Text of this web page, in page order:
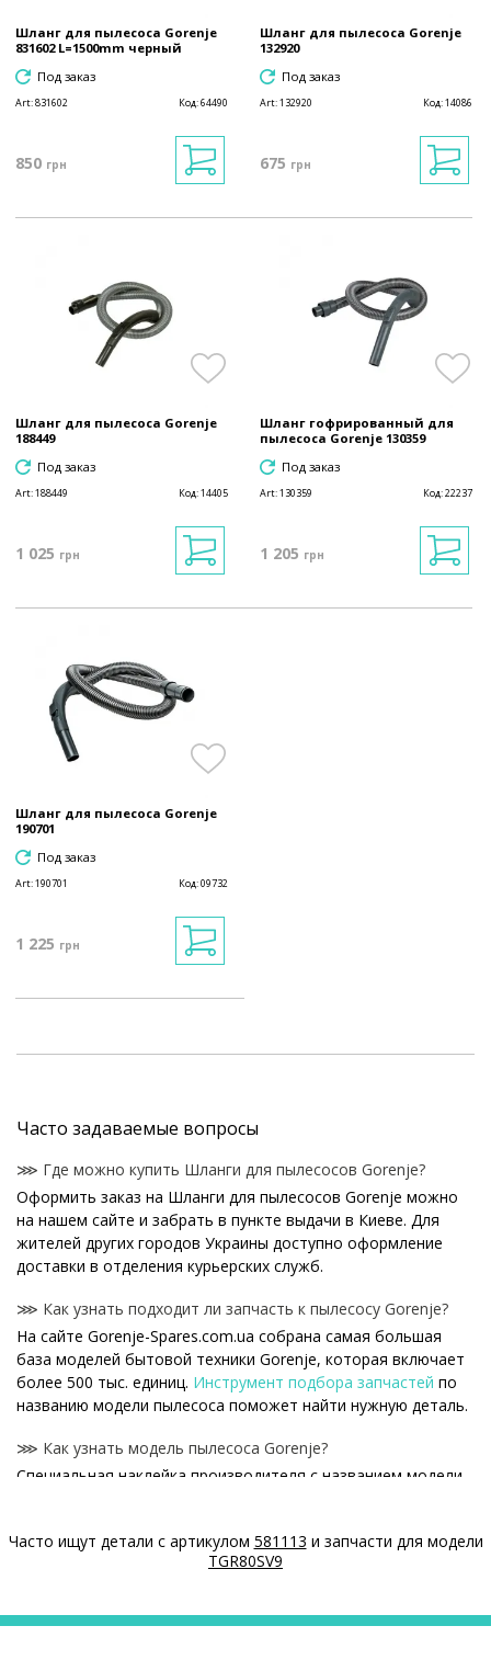
Шланг для пылесоса Gorenje
831602 L=1500mm черный
Под заказ
Art:831602 Код:64490
850 грн
Шланг для пылесоса Gorenje
132920
Под заказ
Art:132920 Код:14086
675 грн
Шланг для пылесоса Gorenje
188449
Под заказ
Art:188449 Код:14405
1 025 грн
Шланг гофрированный для
пылесоса Gorenje 130359
Под заказ
Art:130359 Код:22237
1 205 грн
Шланг для пылесоса Gorenje
190701
Под заказ
Art:190701 Код:09732
1 225 грн
Часто задаваемые вопросы
⋙ Где можно купить Шланги для пылесосов Gorenje?
Оформить заказ на Шланги для пылесосов Gorenje можно
на нашем сайте и забрать в пункте выдачи в Киеве. Для
жителей других городов Украины доступно оформление
доставки в отделения курьерских служб.
⋙ Как узнать подходит ли запчасть к пылесосу Gorenje?
На сайте Gorenje-Spares.com.ua собрана самая большая
база моделей бытовой техники Gorenje, которая включает
более 500 тыс. единиц. Инструмент подбора запчастей по
названию модели пылесоса поможет найти нужную деталь.
⋙ Как узнать модель пылесоса Gorenje?
Специальная наклейка производителя с названием модели
⋙ Сколько стоит Шланги для пылесосов Gorenje?
пылесосов Gorenje по конкурентным ценам.
Часто ищут детали с артикулом 581113 и запчасти для модели
TGR80SV9